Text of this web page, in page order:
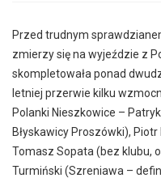
Przed trudnym
zmierzy się na wyjeździe z
skompletowała ponad
letniej przerwie kilku
Polanki Nieszkowice –
Błyskawicy Proszówki),
Tomasz Sopata (bez klubu,
Turmiński (Szreniawa –